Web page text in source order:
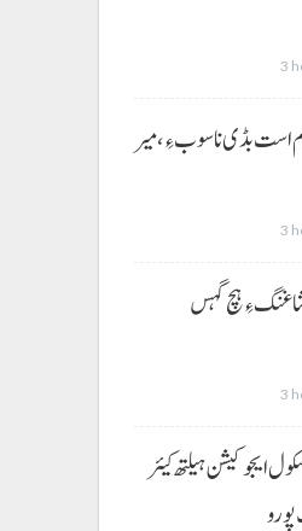
3
است بڈی نا سوب ءِ،میر
3
شاغنگ ءِ ہچ گہس
3
ایجوکیشن ہیلتھ کیئر